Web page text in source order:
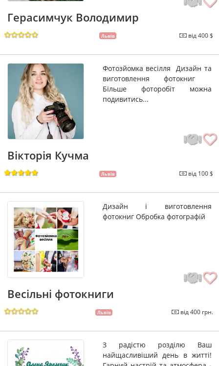
Герасимчук Володимир
Львів від 400 $
Фотозйомка весілля Дизайн та
виготовлення фотокниг
Більше фоторобіт можна
подивитись...
Вікторія Кучма
Львів від 100 $
Дизайн і виготовлення
фотокниг Обробка фотографій
Весільні фотокниги
Львів від 400 грн.
З радістю розділю Ваш
найщасливіший день в житті!